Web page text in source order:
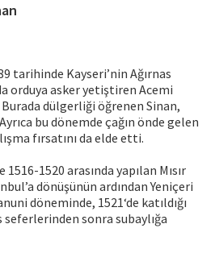
tarihinde Kayseri’nin Ağırnas
orduya asker yetiştiren Acemi
Burada dülgerliği öğrenen Sinan,
bu dönemde çağın önde gelen
fırsatını da elde etti.
1516-1520 arasında yapılan Mısır
dönüşünün ardından Yeniçeri
döneminde, 1521‘de katıldığı
seferlerinden sonra subaylığa